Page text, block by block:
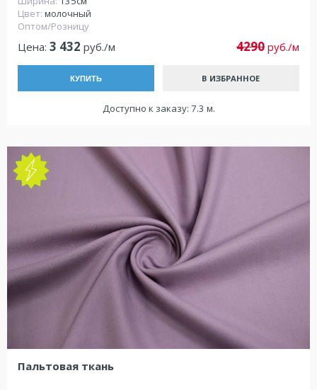
Цвет: молочный
Оптом/Розницу
Цена: 3 432 руб./м 4290 руб./м
КУПИТЬ В ИЗБРАННОЕ
Доступно к заказу: 7.3 м.
NEW
Пальтовая ткань